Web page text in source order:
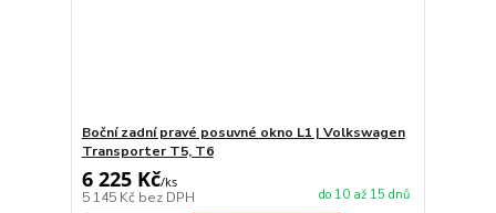
Boční zadní pravé posuvné okno L1 | Volkswagen
Transporter T5, T6
6 225 Kč/ks
5 145 Kč bez DPH do 10 až 15 dnů